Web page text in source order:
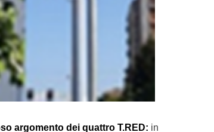
argomento dei quattro T.RED: in